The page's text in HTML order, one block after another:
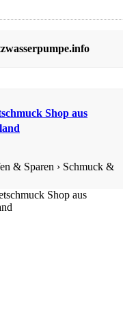
Shop aus
& Sparen › Schmuck &